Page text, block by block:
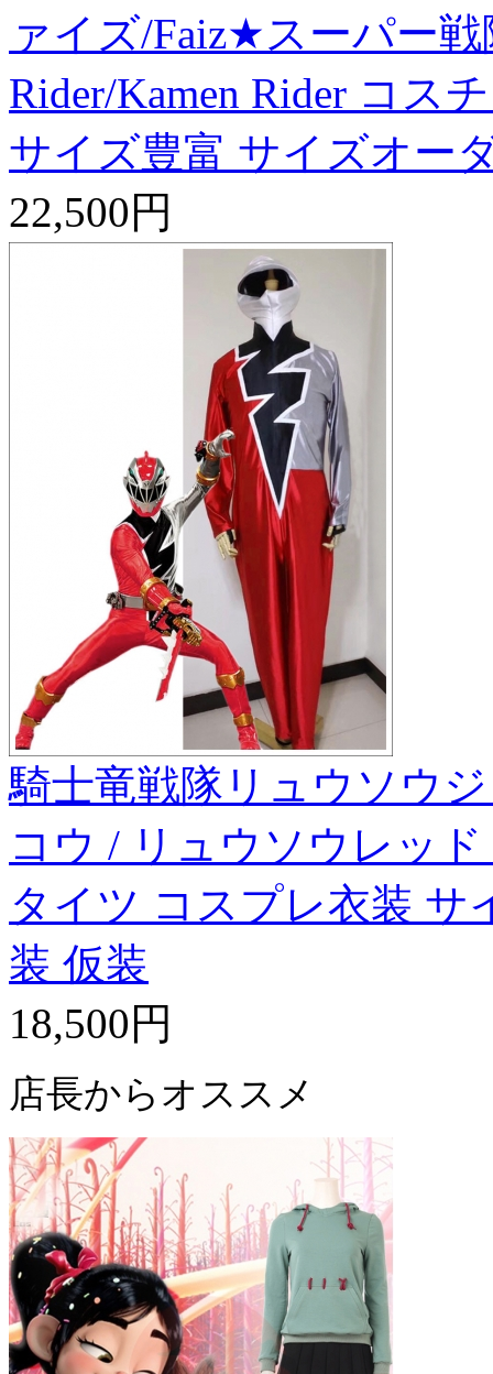
ァイズ/Faiz★スーパー
Rider/Kamen Rider コス
サイズ豊富 サイズオー
22,500円
騎士竜戦隊リュウソウ
コウ / リュウソウレッ
タイツ コスプレ衣装
装 仮装
18,500円
店長からオススメ